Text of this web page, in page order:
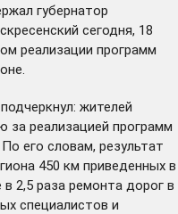
губернатор
сегодня, 18
реализации программ
жителей
за реализацией программ
его словам, результат
450 км приведенных в
2,5 раза ремонта дорог в
специалистов и